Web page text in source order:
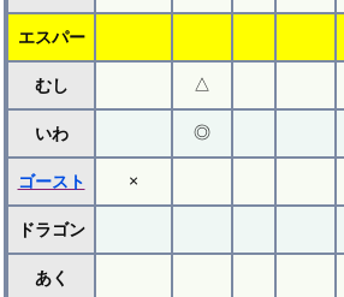
エスパー
むし △
いわ ◎
ゴースト ×
ドラゴン
あく